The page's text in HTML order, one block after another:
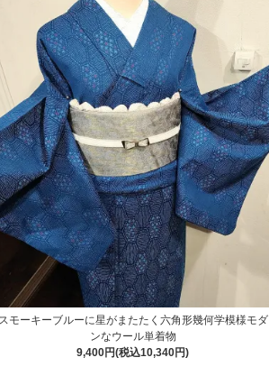
スモーキーブルーに星がまたたく六角形幾何学模様モダ
ンなウール単着物
9,400円(税込10,340円)